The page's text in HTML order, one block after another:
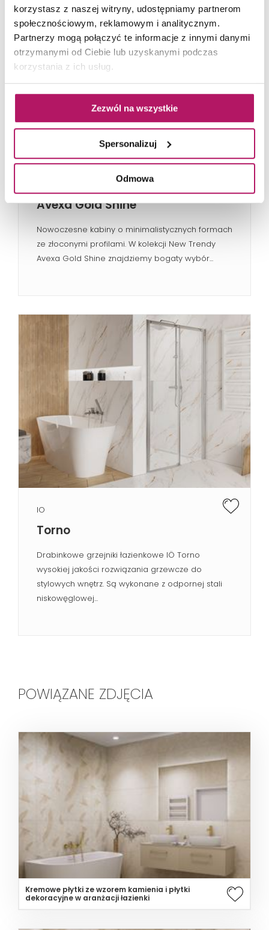
korzystasz z naszej witryny, udostępniamy partnerom
społecznościowym, reklamowym i analitycznym.
Partnerzy mogą połączyć te informacje z innymi danymi
otrzymanymi od Ciebie lub uzyskanymi podczas
korzystania z ich usług.
Zezwól na wszystkie
Spersonalizuj
Odmowa
Avexa Gold Shine
Nowoczesne kabiny o minimalistycznych formach
ze złoconymi profilami. W kolekcji New Trendy
Avexa Gold Shine znajdziemy bogaty wybór...
IO
Torno
Drabinkowe grzejniki łazienkowe IÖ Torno
wysokiej jakości rozwiązania grzewcze do
stylowych wnętrz. Są wykonane z odpornej stali
niskowęglowej...
POWIĄZANE ZDJĘCIA
Kremowe płytki ze wzorem kamienia i płytki
dekoracyjne w aranżacji łazienki